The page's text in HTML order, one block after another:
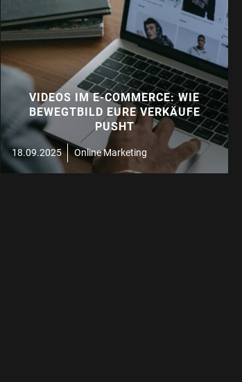
VIDEOS IM E-COMMERCE: WIE
BEWEGTBILD EURE VERKÄUFE
PUSHT
18.09.2025 Online Marketing